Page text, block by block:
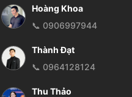
Hoàng Khoa
📞 0906997944
Thành Đạt
📞 0964128124
Thu Thảo